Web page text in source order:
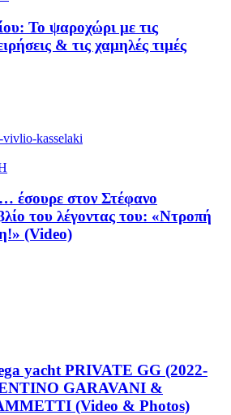
Το ψαροχώρι με τις
& τις χαμηλές τιμές
έσουρε στον Στέφανο
του λέγοντας του: «Ντροπή
(Video)
yacht PRIVATE GG (2022-
GARAVANI &
(Video & Photos)